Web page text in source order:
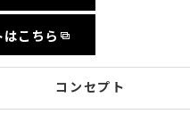
こちら
コンセプト